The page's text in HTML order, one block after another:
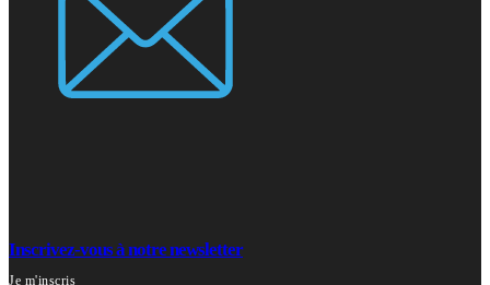
Inscrivez-vous à notre newsletter
Je m'inscris